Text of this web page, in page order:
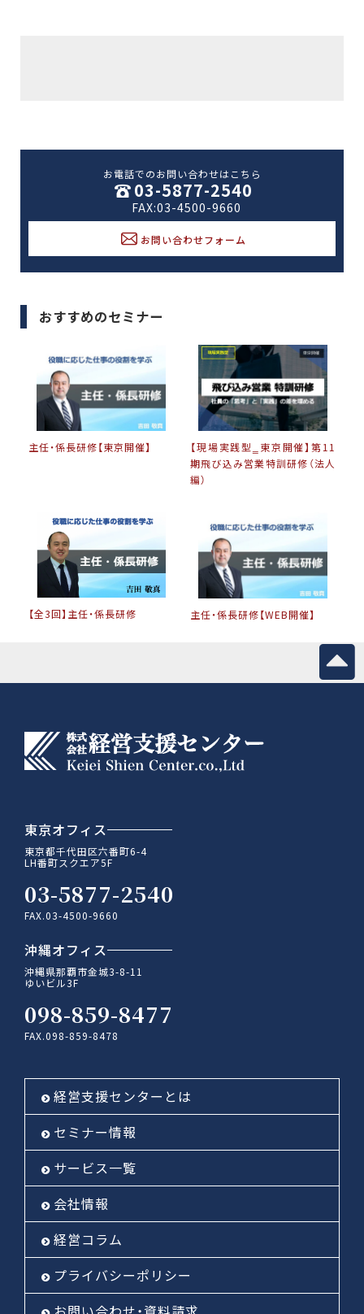
お電話でのお問い合わせはこちら
03-5877-2540
FAX:03-4500-9660
お問い合わせフォーム
おすすめのセミナー
主任・係長研修【東京開催】
【現場実践型‗東京開催】第11
期飛び込み営業特訓研修（法人
編）
【全3回】主任・係長研修 主任・係長研修【WEB開催】
東京オフィス
東京都千代田区六番町6-4
LH番町スクエア5F
03-5877-2540
FAX.03-4500-9660
沖縄オフィス
沖縄県那覇市金城3-8-11
ゆいビル3F
098-859-8477
FAX.098-859-8478
経営支援センターとは
セミナー情報
サービス一覧
会社情報
経営コラム
プライバシーポリシー